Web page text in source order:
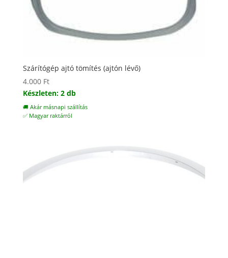
Szárítógép ajtó tömítés (ajtón lévő)
4.000 Ft
Készleten: 2 db
🚚 Akár másnapi szállítás
✅ Magyar raktárról